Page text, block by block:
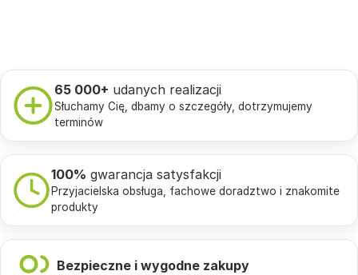
65 000+ udanych realizacji
Słuchamy Cię, dbamy o szczegóły, dotrzymujemy
terminów
100% gwarancja satysfakcji
Przyjacielska obsługa, fachowe doradztwo i znakomite
produkty
Bezpieczne i wygodne zakupy